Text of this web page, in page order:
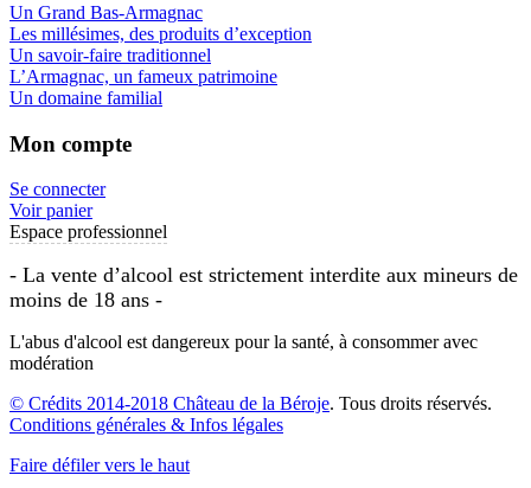
Un Grand Bas-Armagnac
Les millésimes, des produits d’exception
Un savoir-faire traditionnel
L’Armagnac, un fameux patrimoine
Un domaine familial
Mon compte
Se connecter
Voir panier
Espace professionnel
- La vente d’alcool est strictement interdite aux mineurs de
moins de 18 ans -
L'abus d'alcool est dangereux pour la santé, à consommer avec
modération
© Crédits 2014-2018 Château de la Béroje. Tous droits réservés.
Conditions générales & Infos légales
Faire défiler vers le haut